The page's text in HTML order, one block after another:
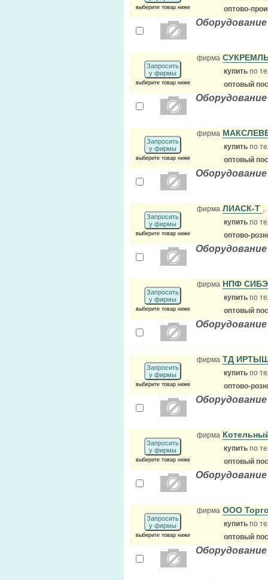
выберите товар ниже
оптово-
Запросить
у фирмы
выберите товар ниже
фирма
купить по
оптовый
Запросить
у фирмы
выберите товар ниже
фирма
купить по
оптовый
Запросить
у фирмы
выберите товар ниже
фирма ЛИАСК-Т
купить по
оптово-
Запросить
у фирмы
выберите товар ниже
фирма НПФ
купить по
оптовый
Запросить
у фирмы
выберите товар ниже
фирма ТД
купить по
оптово-
Запросить
у фирмы
выберите товар ниже
фирма
купить по
оптовый
Запросить
у фирмы
выберите товар ниже
фирма ООО
купить по
оптовый